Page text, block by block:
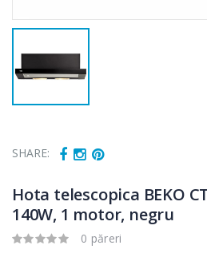
SHARE:
Hota telescopica BEKO
140W, 1 motor, negru
0 păreri
-15%
Cuptor cu